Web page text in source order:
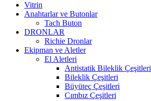
Vitrin
Anahtarlar ve Butonlar
Tach Buton
DRONLAR
Richie Dronlar
Ekipman ve Aletler
El Aletleri
Antistatik Bileklik Çeşitleri
Bileklik Çeşitleri
Büyüteç Çeşitleri
Cımbız Çeşitleri